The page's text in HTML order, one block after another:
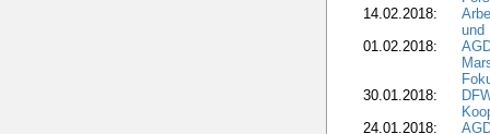
14.02.2018:
und
01.02.2018:
30.01.2018:
24.01.2018: